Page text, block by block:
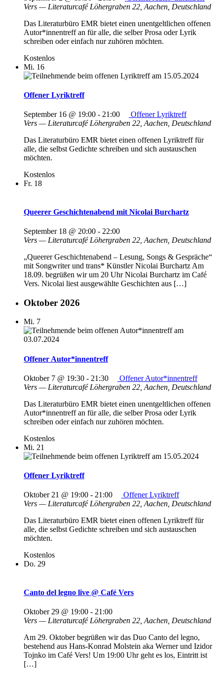
Vers — Literaturcafé Löhergraben 22, Aachen, Deutschland
Das Literaturbüro EMR bietet einen unentgeltlichen offenen
Autor*innentreff an für alle, die selber Prosa oder Lyrik
schreiben oder einfach nur zuhören möchten.
Kostenlos
Mi. 16
Offener Lyriktreff
September 16 @ 19:00 - 21:00
Offener Lyriktreff
Vers — LiteraturcaféLöhergraben 22, Aachen, Deutschland
Das Literaturbüro EMR bietet einen offenen Lyriktreff für
alle, die selbst Gedichte schreiben und sich austauschen
möchten.
Kostenlos
Fr. 18
Queerer Geschichtenabend mit Nicolai Burchartz
September 18 @ 20:00 - 22:00
Vers — Literaturcafé Löhergraben 22, Aachen, Deutschland
„Queerer Geschichtenabend – Lesung, Songs & Gespräche“
mit Songwriter und trans* Künstler Nicolai Burchartz Am
18.09. begrüßen wir um 20 Uhr Nicolai Burchartz im Café
Vers. Nicolai liest ausgewählte Geschichten aus […]
Oktober 2026
Mi. 7
Offener Autor*innentreff
Oktober 7 @ 19:30 - 21:30
Offener Autor*innentreff
Vers — Literaturcafé Löhergraben 22, Aachen, Deutschland
Das Literaturbüro EMR bietet einen unentgeltlichen offenen
Autor*innentreff an für alle, die selber Prosa oder Lyrik
schreiben oder einfach nur zuhören möchten.
Kostenlos
Mi. 21
Offener Lyriktreff
Oktober 21 @ 19:00 - 21:00
Offener Lyriktreff
Vers — Literaturcafé Löhergraben 22, Aachen, Deutschland
Das Literaturbüro EMR bietet einen offenen Lyriktreff für
alle, die selbst Gedichte schreiben und sich austauschen
möchten.
Kostenlos
Do. 29
Canto del legno live @ Café Vers
Oktober 29 @ 19:00 - 21:00
Vers — Literaturcafé Löhergraben 22, Aachen, Deutschland
Am 29. Oktober begrüßen wir das Duo Canto del legno,
bestehend aus Hans-Konrad Molstein aka Werner und Izidor
Tojnko im Café Vers! Um 19:00 Uhr geht es los, Eintritt ist
[…]